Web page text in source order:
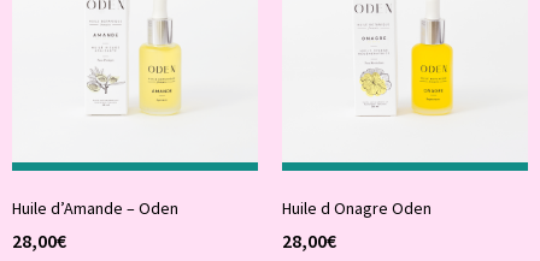
Huile d’Amande – Oden
28,00€
Huile d Onagre Oden
28,00€